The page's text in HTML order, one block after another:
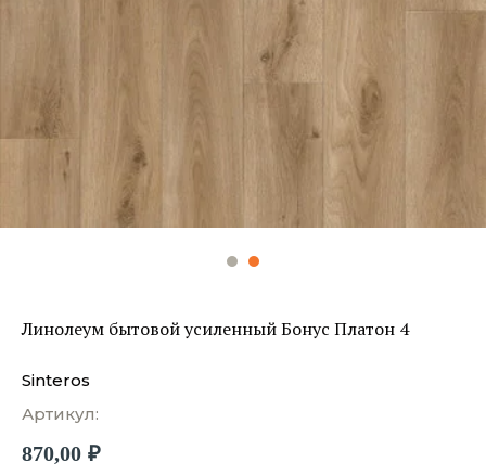
Линолеум бытовой усиленный Бонус Платон 4
Sinteros
Артикул:
870,00 ₽